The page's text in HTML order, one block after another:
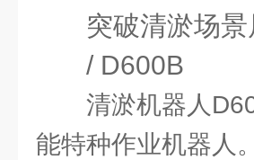
突破清淤场景
/ D600B
清淤机器人
能特种作业机器人